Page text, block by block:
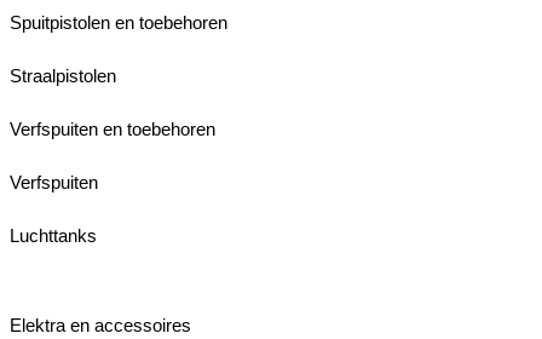
Spuitpistolen en toebehoren
Straalpistolen
Verfspuiten en toebehoren
Verfspuiten
Luchttanks
Elektra en accessoires